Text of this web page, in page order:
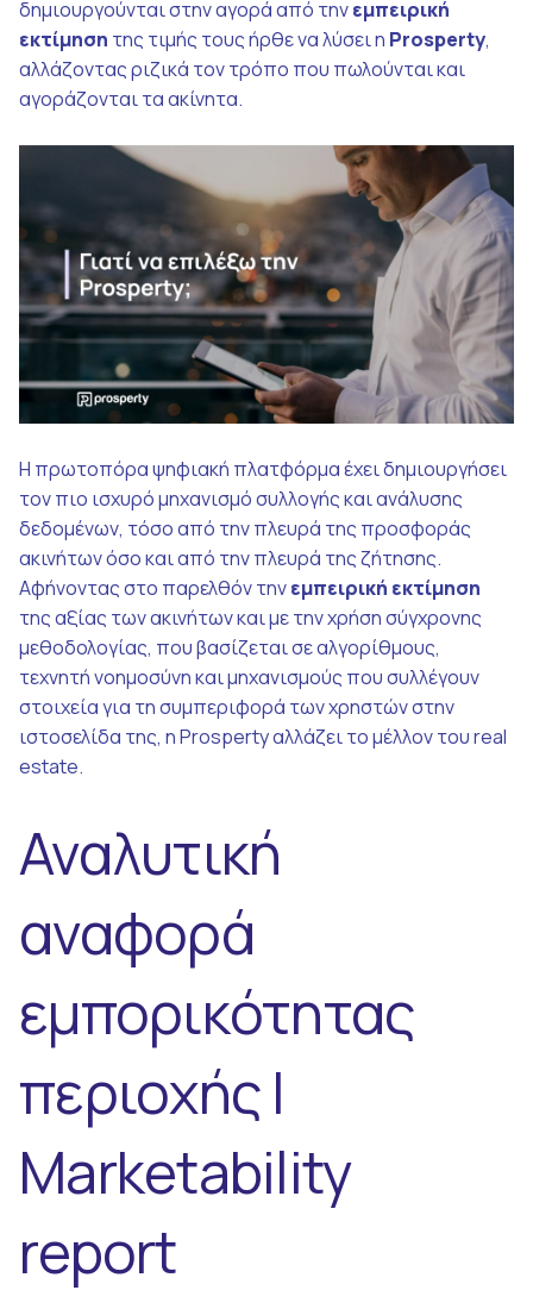
δημιουργούνται στην αγορά από τηνεμπειρική
εκτίμηση της τιμής τους ήρθε να λύσει η Prosperty,
αλλάζοντας ριζικά τον τρόπο που πωλούνται και
αγοράζονται τα ακίνητα.
Η πρωτοπόρα ψηφιακή πλατφόρμα έχει δημιουργήσει
τον πιο ισχυρό μηχανισμό συλλογής και ανάλυσης
δεδομένων, τόσο από την πλευρά της προσφοράς
ακινήτων όσο και από την πλευρά της ζήτησης.
Αφήνοντας στο παρελθόν τηνεμπειρική εκτίμηση
της αξίας των ακινήτων και με την χρήση σύγχρονης
μεθοδολογίας, που βασίζεται σε αλγορίθμους,
τεχνητή νοημοσύνη και μηχανισμούς που συλλέγουν
στοιχεία για τη συμπεριφορά των χρηστών στην
ιστοσελίδα της, η Prosperty αλλάζει το μέλλον του real
estate.
Αναλυτική
αναφορά
εμπορικότητας
περιοχής |
Marketability
report